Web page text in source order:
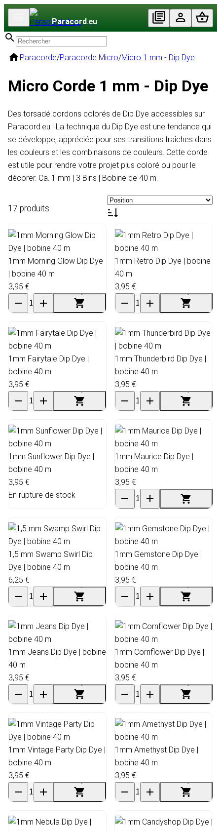
Paracord.eu
Paracorde/Paracorde Micro/Micro 1 mm - Dip Dye
Micro Corde 1 mm - Dip Dye
Des torsadé cordons colorés de Dip Dye accessibles sur
Paracord.eu ! La technique du Dip Dye est une tendance qui
se développe, appréciée pour ses transitions fraîches dans
les couleurs et les combinaisons de couleurs. Cette corde
est utile pour rendre votre projet plus coloré ou pour le
décorer. Ca. 1 mm | 3 Bins | Bobine de 40 m.
17 produits
1mm Morning Glow Dip Dye
| bobine 40 m
3,95 €
1mm Retro Dip Dye | bobine
40 m
3,95 €
1mm Fairytale Dip Dye |
bobine 40 m
3,95 €
1mm Thunderbird Dip Dye |
bobine 40 m
3,95 €
1mm Sunflower Dip Dye |
bobine 40 m
3,95 €
En rupture de stock
1mm Maurice Dip Dye |
bobine 40 m
3,95 €
1,5 mm Swamp Swirl Dip
Dye | bobine 40 m
6,25 €
1mm Gemstone Dip Dye |
bobine 40 m
3,95 €
1mm Jeans Dip Dye | bobine
40 m
3,95 €
1mm Cornflower Dip Dye |
bobine 40 m
3,95 €
1mm Vintage Party Dip Dye |
bobine 40 m
3,95 €
1mm Amethyst Dip Dye |
bobine 40 m
3,95 €